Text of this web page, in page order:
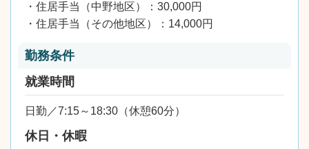
・住居手当（中野地区）：30,000円
・住居手当（その他地区）：14,000円
勤務条件
就業時間
日勤／7:15～18:30（休憩60分）
休日・休暇